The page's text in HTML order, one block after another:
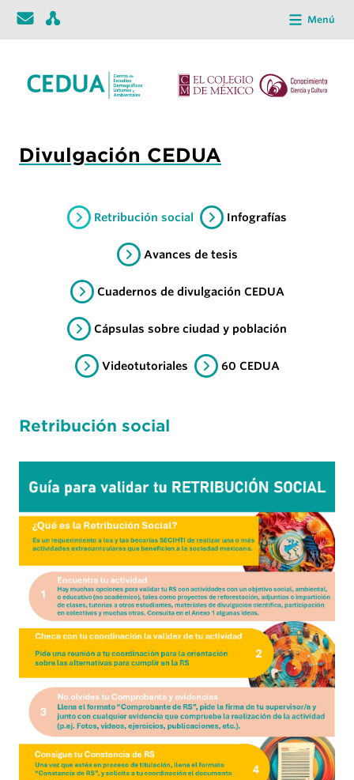
Menú
Divulgación CEDUA
Retribución social Infografías
Avances de tesis
Cuadernos de divulgación CEDUA
Cápsulas sobre ciudad y población
Videotutoriales 60 CEDUA
Retribución social